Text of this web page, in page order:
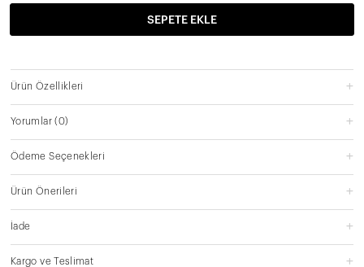
SEPETE EKLE
Ürün Özellikleri
Yorumlar(0)
Ödeme Seçenekleri
Ürün Önerileri
İade
Kargo ve Teslimat